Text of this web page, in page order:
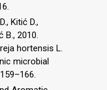
Kitić D.,
B., 2010.
hortensis L.
microbial